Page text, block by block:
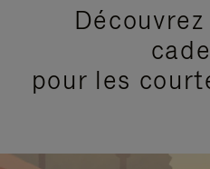
pour les